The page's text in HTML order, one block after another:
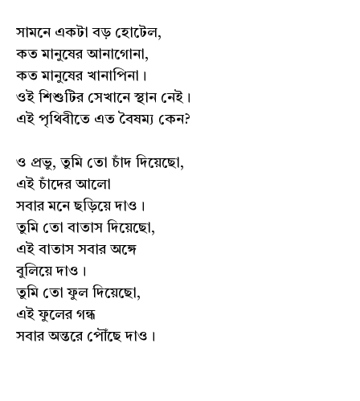
সামনে একটা বড় হোটেল,
কত মানুষের আনাগোনা,
কত মানুষের খানাপিনা।
ওই শিশুটির সেখানে স্থান নেই।
এই পৃথিবীতে এত বৈষম্য কেন?
ও প্রভু, তুমি তো চাঁদ দিয়েছো,
এই চাঁদের আলো
সবার মনে ছড়িয়ে দাও।
তুমি তো বাতাস দিয়েছো,
এই বাতাস সবার অঙ্গে
বুলিয়ে দাও।
তুমি তো ফুল দিয়েছো,
এই ফুলের গন্ধ
সবার অন্তরে পৌঁছে দাও।